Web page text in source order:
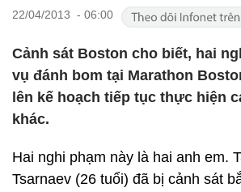
22/04/2013 - 06:00
Cảnh sát Boston cho biết, hai
vụ đánh bom tại Marathon
lên kế hoạch tiếp tục thực hiện
khác.
Hai nghi phạm này là hai anh em.
Tsarnaev (26 tuổi) đã bị cảnh sát